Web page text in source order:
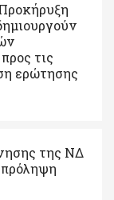
τις
ερώτησης
της ΝΔ
πρόληψη